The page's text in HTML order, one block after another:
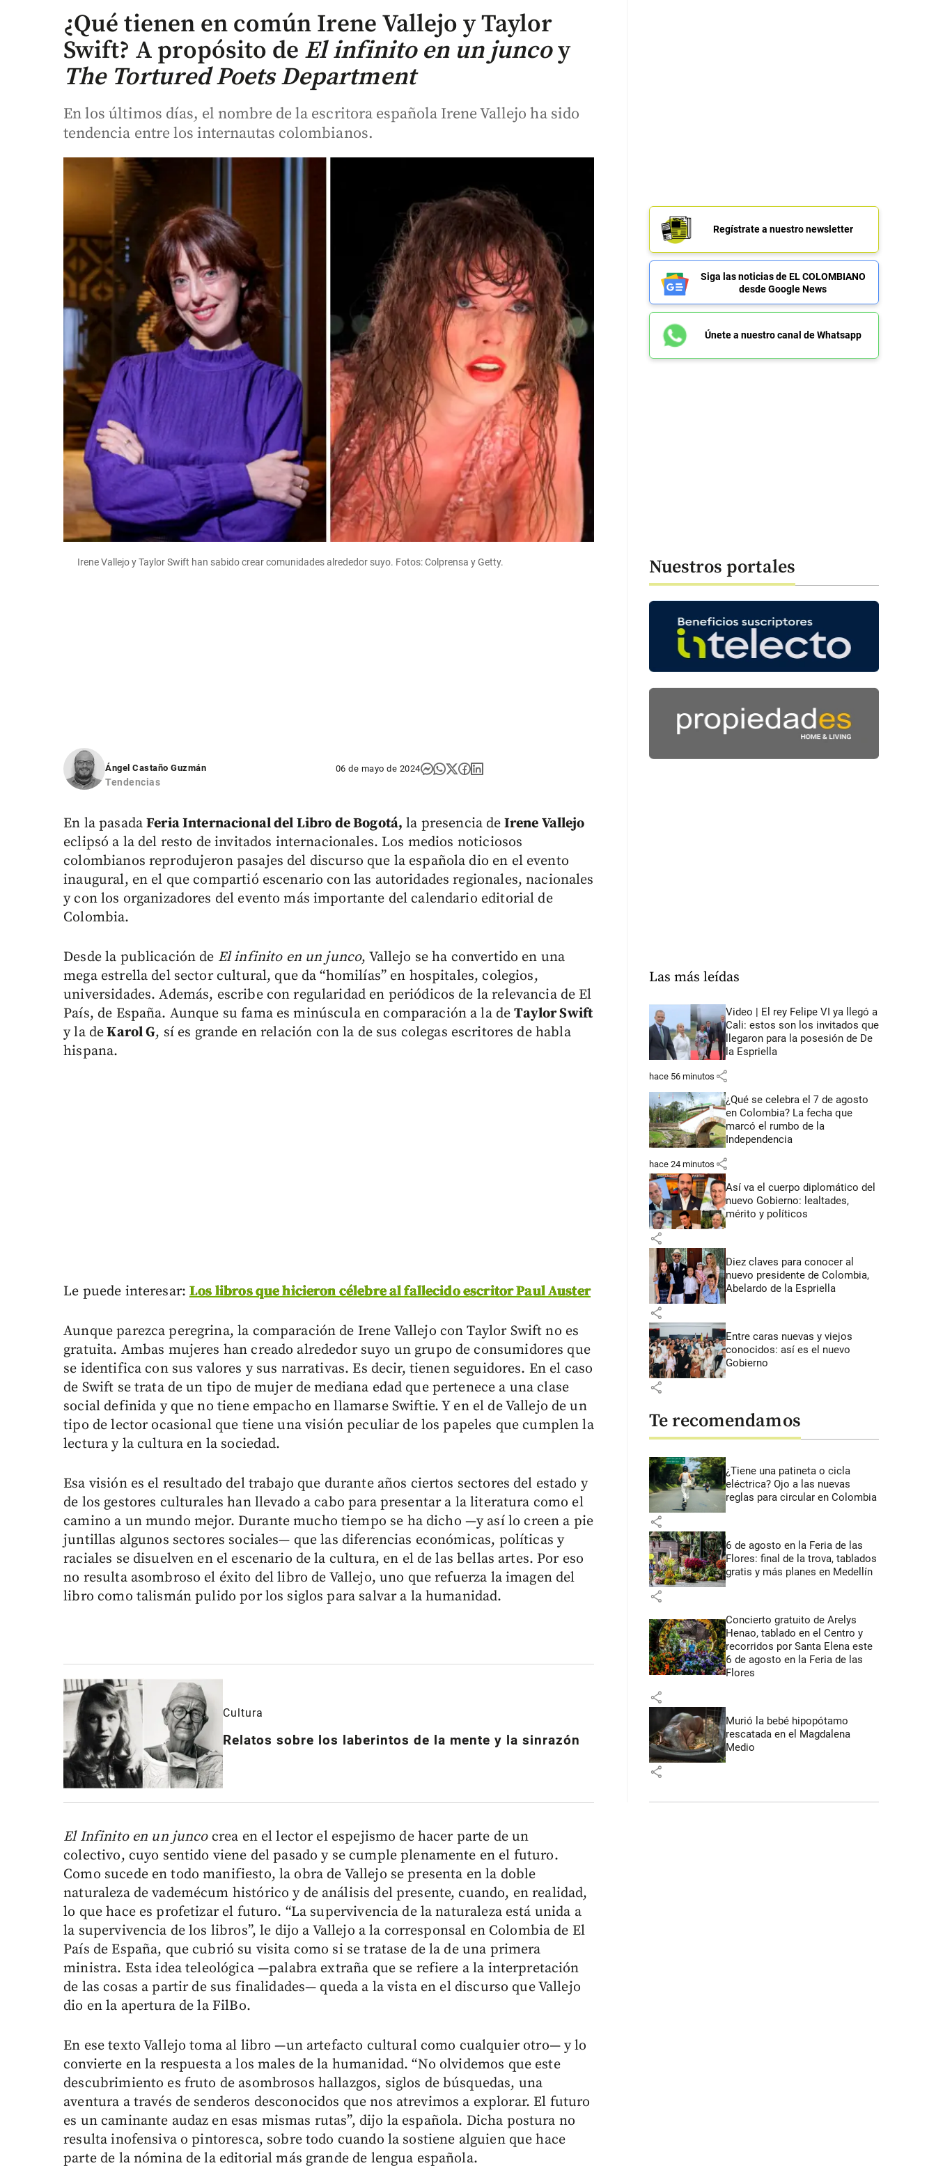
¿Qué tienen en común Irene Vallejo y Taylor
Swift? A propósito de El infinito en un juncoy
The Tortured Poets Department
En los últimos días, el nombre de la escritora española Irene Vallejo ha sido
tendencia entre los internautas colombianos.
Irene Vallejo y Taylor Swift han sabido crear comunidades alrededor suyo. Fotos: Colprensa y Getty.
Ángel Castaño Guzmán
Tendencias
06 de mayo de 2024
En la pasadaFeria Internacional del Libro de Bogotá, la presencia de Irene Vallejo
eclipsó a la del resto de invitados internacionales. Los medios noticiosos
colombianos reprodujeron pasajes del discurso que la española dio en el evento
inaugural, en el que compartió escenario con las autoridades regionales, nacionales
y con los organizadores del evento más importante del calendario editorial de
Colombia.
Desde la publicación de El infinito en un junco, Vallejo se ha convertido en una
mega estrella del sector cultural, que da “homilías” en hospitales, colegios,
universidades. Además, escribe con regularidad en periódicos de la relevancia de El
País, de España. Aunque su fama es minúscula en comparación a la deTaylor Swift
y la deKarol G, sí es grande en relación con la de sus colegas escritores de habla
hispana.
Le puede interesar:Los libros que hicieron célebre al fallecido escritor Paul Auster
Aunque parezca peregrina, la comparación de Irene Vallejo con Taylor Swift no es
gratuita. Ambas mujeres han creado alrededor suyo un grupo de consumidores que
se identifica con sus valores y sus narrativas. Es decir, tienen seguidores. En el caso
de Swift se trata de un tipo de mujer de mediana edad que pertenece a una clase
social definida y que no tiene empacho en llamarse Swiftie. Y en el de Vallejo de un
tipo de lector ocasional que tiene una visión peculiar de los papeles que cumplen la
lectura y la cultura en la sociedad.
Esa visión es el resultado del trabajo que durante años ciertos sectores del estado y
de los gestores culturales han llevado a cabo para presentar a la literatura como el
camino a un mundo mejor. Durante mucho tiempo se ha dicho —y así lo creen a pie
juntillas algunos sectores sociales— que las diferencias económicas, políticas y
raciales se disuelven en el escenario de la cultura, en el de las bellas artes. Por eso
no resulta asombroso el éxito del libro de Vallejo, uno que refuerza la imagen del
libro como talismán pulido por los siglos para salvar a la humanidad.
Cultura
Relatos sobre los laberintos de la mente y la sinrazón
El Infinito en un juncocrea en el lector el espejismo de hacer parte de un
colectivo, cuyo sentido viene del pasado y se cumple plenamente en el futuro.
Como sucede en todo manifiesto, la obra de Vallejo se presenta en la doble
naturaleza de vademécum histórico y de análisis del presente, cuando, en realidad,
lo que hace es profetizar el futuro. “La supervivencia de la naturaleza está unida a
la supervivencia de los libros”, le dijo a Vallejo a la corresponsal en Colombia de El
País de España, que cubrió su visita como si se tratase de la de una primera
ministra. Esta idea teleológica —palabra extraña que se refiere a la interpretación
de las cosas a partir de sus finalidades— queda a la vista en el discurso que Vallejo
dio en la apertura de la FilBo.
En ese texto Vallejo toma al libro —un artefacto cultural como cualquier otro— y lo
convierte en la respuesta a los males de la humanidad. “No olvidemos que este
descubrimiento es fruto de asombrosos hallazgos, siglos de búsquedas, una
aventura a través de senderos desconocidos que nos atrevimos a explorar. El futuro
es un caminante audaz en esas mismas rutas”, dijo la española. Dicha postura no
resulta inofensiva o pintoresca, sobre todo cuando la sostiene alguien que hace
parte de la nómina de la editorial más grande de lengua española.
Regístrate a nuestro newsletter
Siga las noticias de EL COLOMBIANO
desde Google News
Únete a nuestro canal de Whatsapp
Nuestros portales
Las más leídas
Video | El rey Felipe VI ya llegó a
Cali: estos son los invitados que
llegaron para la posesión de De
la Espriella
hace 56 minutos share
¿Qué se celebra el 7 de agosto
en Colombia? La fecha que
marcó el rumbo de la
Independencia
hace 24 minutos share
Así va el cuerpo diplomático del
nuevo Gobierno: lealtades,
mérito y políticos
share
Diez claves para conocer al
nuevo presidente de Colombia,
Abelardo de la Espriella
share
Entre caras nuevas y viejos
conocidos: así es el nuevo
Gobierno
share
Te recomendamos
¿Tiene una patineta o cicla
eléctrica? Ojo a las nuevas
reglas para circular en Colombia
share
6 de agosto en la Feria de las
Flores: final de la trova, tablados
gratis y más planes en Medellín
share
Concierto gratuito de Arelys
Henao, tablado en el Centro y
recorridos por Santa Elena este
6 de agosto en la Feria de las
Flores
share
Murió la bebé hipopótamo
rescatada en el Magdalena
Medio
share